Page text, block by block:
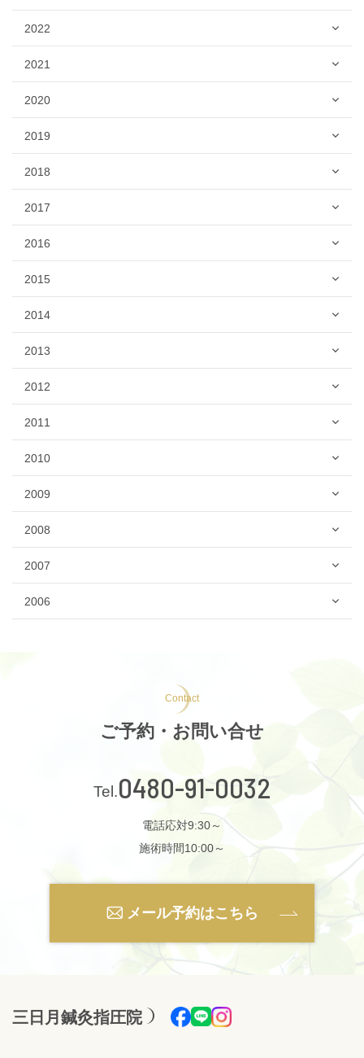
2022
2021
2020
2019
2018
2017
2016
2015
2014
2013
2012
2011
2010
2009
2008
2007
2006
Contact
ご予約・お問い合せ
0480-91-0032
電話応対9:30～
施術時間10:00～
メール予約はこちら
三日月鍼灸指圧院